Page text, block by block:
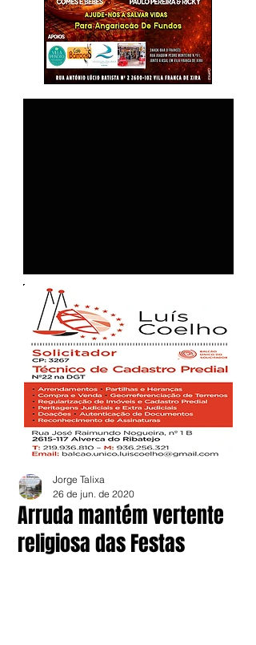
Arruda mantém vertente
religiosa das Festas
Jorge Talixa
26 de jun. de 2020